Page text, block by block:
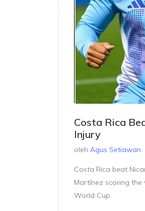
Costa Rica
Injury
oleh Agus Setiawan
Costa Rica beat
Martínez scoring the
World Cup.